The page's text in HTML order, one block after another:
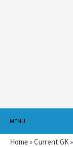
MENU
Home »Current GK»